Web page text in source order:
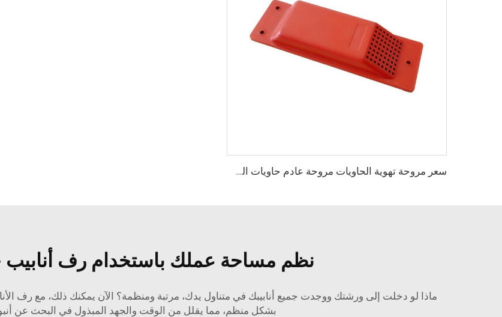
سعر مروحة تهوية الحاويات مروحة عادم حاويات الشحن
نظم مساحة عملك باستخدام رف
ماذا لو دخلت إلى ورشتك ووجدت جميع أنابيبك في متناول يدك، مرتبة ومنظمة؟ الآن يمكنك ذلك، مع رف
بشكل منظم، مما يقلل من الوقت والجهد المبذول في البحث عن